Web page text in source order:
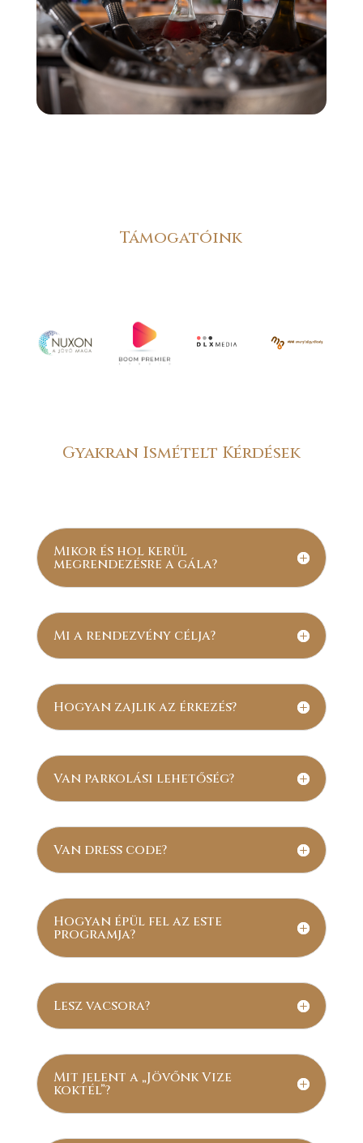
Támogatóink
Gyakran Ismételt Kérdések
Mikor és hol kerül
megrendezésre a gála?
Mi a rendezvény célja?
Hogyan zajlik az érkezés?
Van parkolási lehetőség?
Van dress code?
Hogyan épül fel az este
programja?
Lesz vacsora?
Mit jelent a „Jövőnk Vize
koktél”?